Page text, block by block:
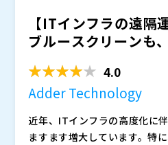
【ITインフラの遠隔
ブルースクリーンも
4.0
Adder Technology
近年、ITインフラの高度化に
ますます増大しています。特